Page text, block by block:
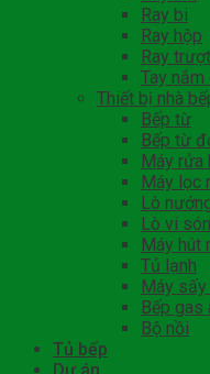
Ray bi
Ray hộp
Ray trượt
Tay nắm
Thiết bị nhà
Bếp từ
Bếp từ
Máy rửa
Máy lọc
Lò
Lò vi
Máy hút
Tủ lạnh
Máy
Bếp gas
Bộ nồi
Tủ bếp